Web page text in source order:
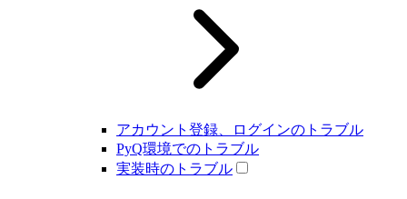
アカウント登録、ログインのトラブル
PyQ環境でのトラブル
実装時のトラブル